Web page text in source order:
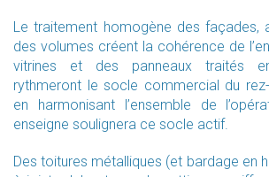
Le traitement homogène des façades,
des volumes créent la cohérence de
vitrines et des panneaux traités
rythmeront le socle commercial du
en harmonisant l’ensemble de
enseigne soulignera ce socle actif.
Des toitures métalliques (et bardage en